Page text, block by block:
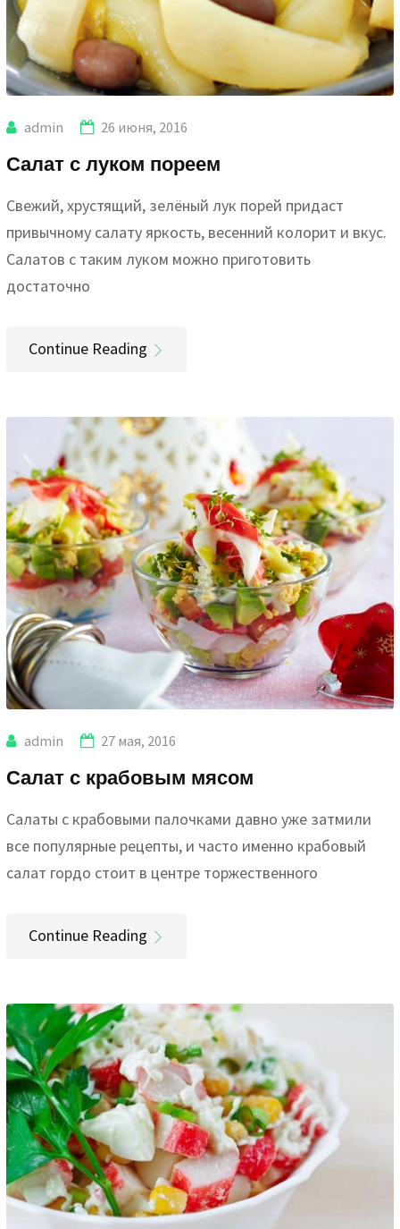
admin 26 июня, 2016
Салат с луком пореем
Свежий, хрустящий, зелёный лук порей придаст
привычному салату яркость, весенний колорит и вкус.
Салатов с таким луком можно приготовить
достаточно
Continue Reading
admin 27 мая, 2016
Салат с крабовым мясом
Салаты с крабовыми палочками давно уже затмили
все популярные рецепты, и часто именно крабовый
салат гордо стоит в центре торжественного
Continue Reading